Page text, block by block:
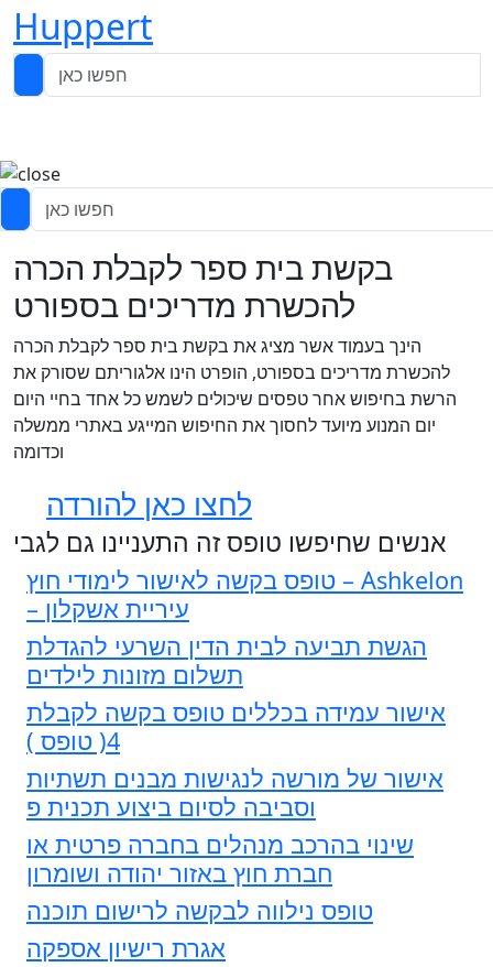
Huppert
בקשת בית ספר לקבלת הכרה
להכשרת מדריכים בספורט
הינך בעמוד אשר מציג את בקשת בית ספר לקבלת הכרה
להכשרת מדריכים בספורט, הופרט הינו אלגוריתם שסורק את
הרשת בחיפוש אחר טפסים שיכולים לשמש כל אחד בחיי היום
יום המנוע מיועד לחסוך את החיפוש המייגע באתרי ממשלה
וכדומה
לחצו כאן להורדה
אנשים שחיפשו טופס זה התעניינו גם לגבי
טופס בקשה לאישור לימודי חוץ – Ashkelon
– עיריית אשקלון
הגשת תביעה לבית הדין השרעי להגדלת
תשלום מזונות לילדים
אישור עמידה בכללים טופס בקשה לקבלת
4( טופס )
אישור של מורשה לנגישות מבנים תשתיות
וסביבה לסיום ביצוע תכנית פ
שינוי בהרכב מנהלים בחברה פרטית או
חברת חוץ באזור יהודה ושומרון
טופס נילווה לבקשה לרישום תוכנה
אגרת רישיון אספקה